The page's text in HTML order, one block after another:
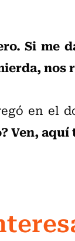
Si me
nos
en el
Ven,